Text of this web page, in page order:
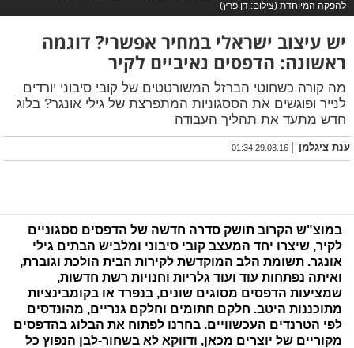
להפקה המיוחדת (צילום: דן פרץ)
יש עיצוב ישראלי במחיר אפשרי? דוגמה
ראשונה: הדפסים נאיביים לקיר
מה קורה כשחוטי הברזל המשורטטים של קובי סיבוני יורדים
לנייר ופוגשים את הססגוניות המתפרצת של גילי אונגר? בלוג
חדש מתעד את תהליך העבודה
ענת ציגלמן |
29.03.16 01:34
במוצ"ש הקרוב תושק סדרה חדשה של הדפסים ססגוניים
לקיר, שיצרו יחד המעצב קובי סיבוני ומלביש הבתים גילי
אונגר. תשומת הלב המוקדשת לקירות הבית הולכת וגוברת,
ואיתה נפתחות עוד ועוד גלריות וחנויות רשת חדשות,
שמציעות הדפסים מסוגים שונים, בנפרד או בקומבינציות
מתוכננות היטב. חלקם חתומים וחלקם גנריים, מהונדסים
לפי הטרנדים העכשוויים. בחרנו לפתוח את הבלוג בהדפסים
מקוריים של יוצרים מכאן, ודווקא לא בשחור-לבן הנפוץ כל